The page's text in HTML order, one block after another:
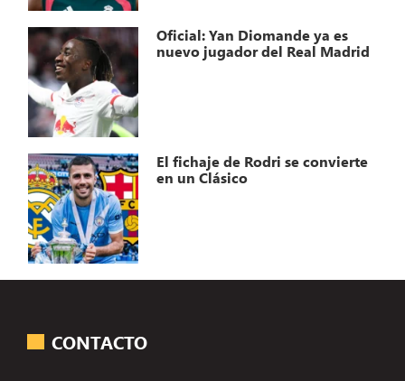
Oficial: Yan Diomande ya es
nuevo jugador del Real Madrid
El fichaje de Rodri se convierte
en un Clásico
CONTACTO